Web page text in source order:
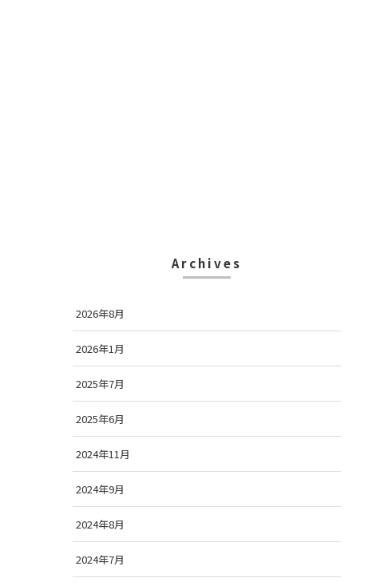
Archives
2026年8月
2026年1月
2025年7月
2025年6月
2024年11月
2024年9月
2024年8月
2024年7月